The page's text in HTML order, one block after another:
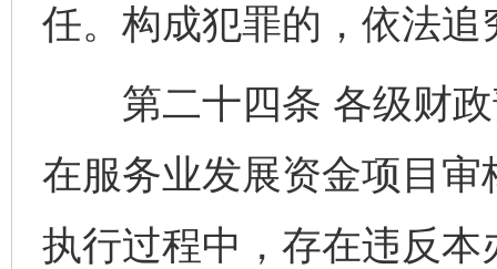
任。构成犯罪的，依法
第二十四条 各级财政
在服务业发展资金项目
执行过程中，存在违反